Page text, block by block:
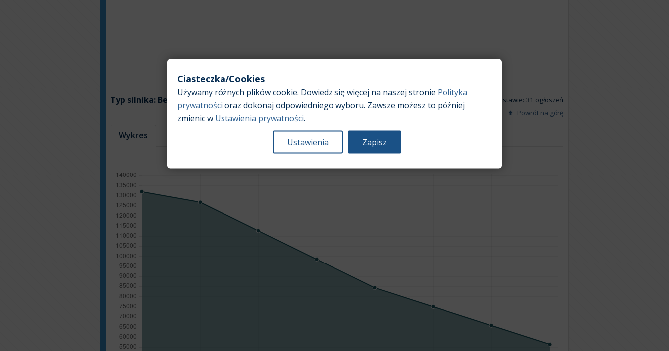
Typ silnika: Benzyna Pojemność silnika: 1,6
Na podstawie: 31 ogłoszeń
Powrót na górę
Wykres
Ciasteczka/Cookies
Używamy różnych plików cookie. Dowiedz się więcej na naszej stronie Polityka
prywatności oraz dokonaj odpowiedniego wyboru. Zawsze możesz to później
zmienic w Ustawienia prywatności.
Ustawienia Zapisz